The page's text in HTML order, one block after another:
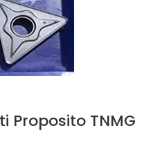
Proposito TNMG